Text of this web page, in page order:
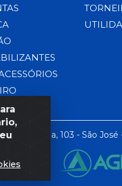
da Praia, 103 - São